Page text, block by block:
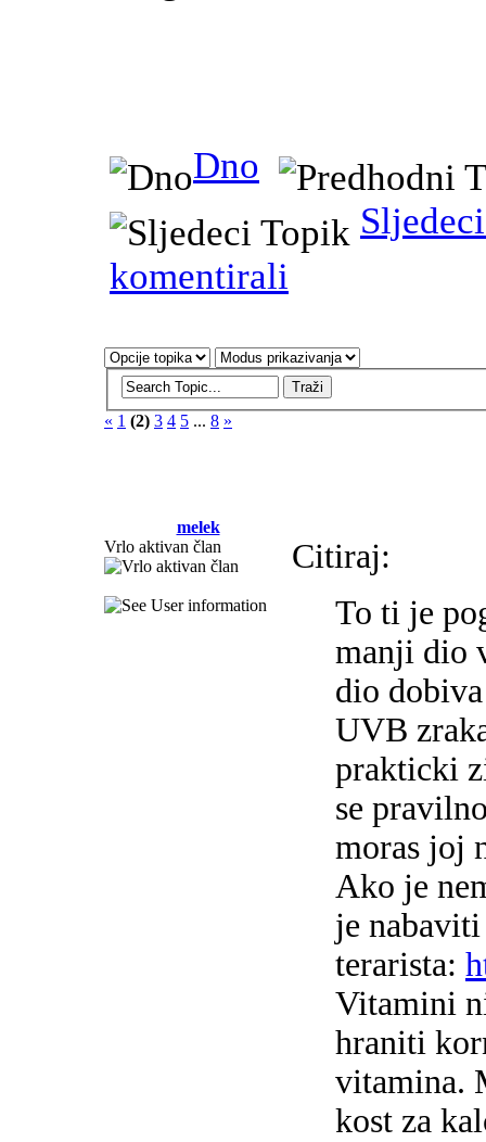
Dno
komentirali
« 1 (2) 3 4 5 ... 8 »
melek
Vrlo aktivan član
Citiraj:
To ti je
manji dio
dio
UVB
prakticki
se
moras joj
Ako je
je
terarista:
Vitamini
hraniti
vitamina.
kost za